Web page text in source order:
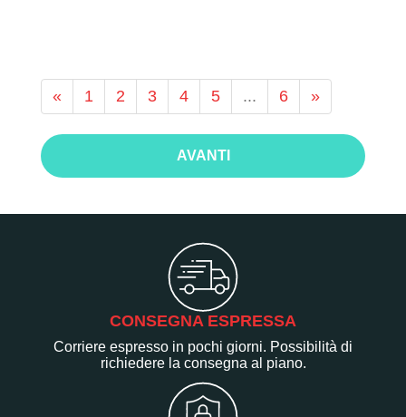
« 1 2 3 4 5 ... 6 »
AVANTI
CONSEGNA ESPRESSA
Corriere espresso in pochi giorni. Possibilità di
richiedere la consegna al piano.